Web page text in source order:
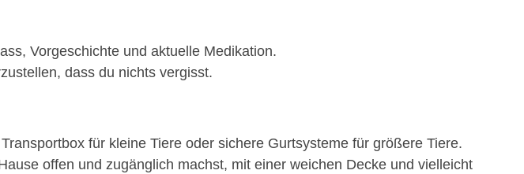
Vorgeschichte und aktuelle Medikation.
dass du nichts vergisst.
für kleine Tiere oder sichere Gurtsysteme für größere Tiere.
offen und zugänglich machst, mit einer weichen Decke und vielleicht